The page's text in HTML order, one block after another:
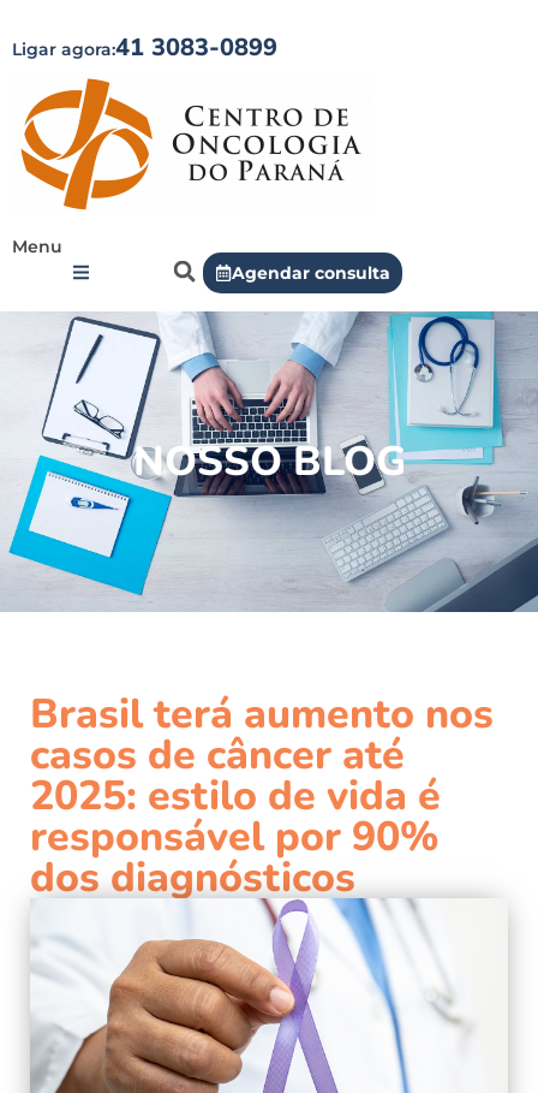
Ligar agora:41 3083-0899
Menu
Agendar consulta
NOSSO BLOG
Brasil terá aumento nos
casos de câncer até
2025: estilo de vida é
responsável por 90%
dos diagnósticos